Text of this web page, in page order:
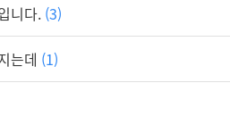
니다. (3)
는데 (1)